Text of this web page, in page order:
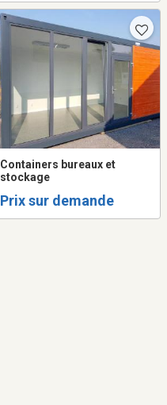
Containers bureaux et
stockage
Prix sur demande